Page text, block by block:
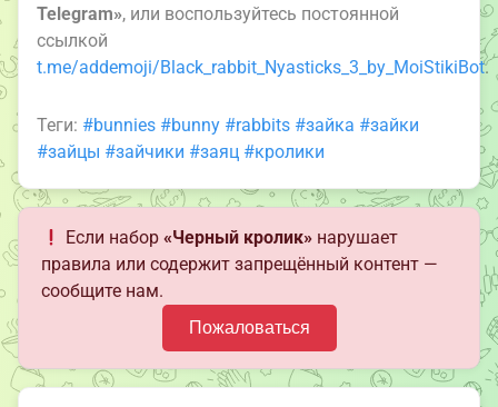
Telegram», или воспользуйтесь постоянной
ссылкой
t.me/addemoji/Black_rabbit_Nyasticks_3_by_MoiStikiBot.
Теги: #bunnies #bunny #rabbits #зайка #зайки
#зайцы #зайчики #заяц #кролики
Если набор«Черный кролик» нарушает
правила или содержит запрещённый контент —
сообщите нам.
Пожаловаться